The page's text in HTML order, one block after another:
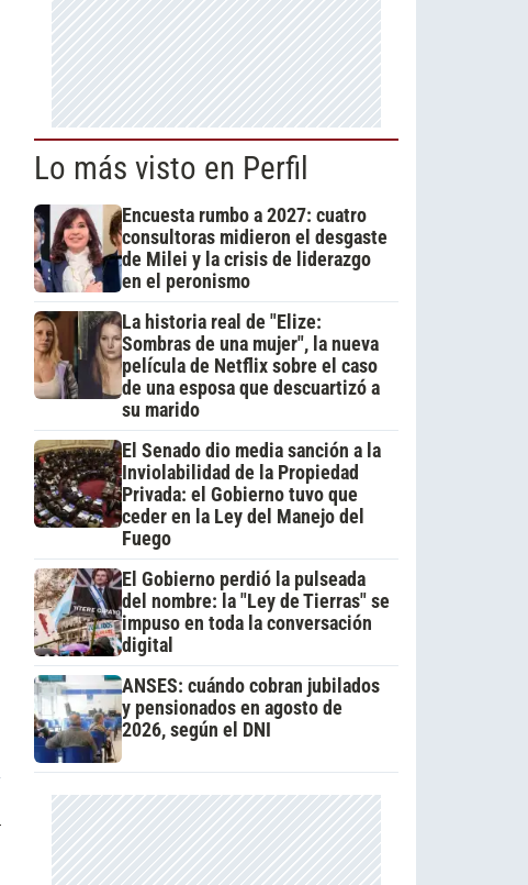
Lo más visto en Perfil
Encuesta rumbo a 2027: cuatro
consultoras midieron el desgaste
de Milei y la crisis de liderazgo
en el peronismo
La historia real de "Elize:
Sombras de una mujer", la nueva
película de Netflix sobre el caso
de una esposa que descuartizó a
su marido
El Senado dio media sanción a la
Inviolabilidad de la Propiedad
Privada: el Gobierno tuvo que
ceder en la Ley del Manejo del
Fuego
El Gobierno perdió la pulseada
del nombre: la "Ley de Tierras" se
impuso en toda la conversación
digital
ANSES: cuándo cobran jubilados
y pensionados en agosto de
2026, según el DNI